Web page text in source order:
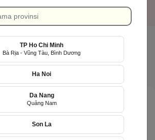
TP Ho Chi Minh
Bà Rịa - Vũng Tàu, Bình Dương
Ha Noi
Da Nang
Quảng Nam
Son La